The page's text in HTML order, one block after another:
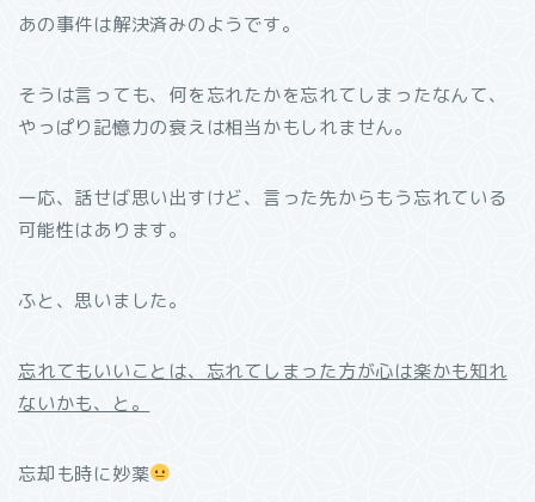
あの事件は解決済みのようです。
そうは言っても、何を忘れたかを忘れてしまったなんて、
やっぱり記憶力の衰えは相当かもしれません。
一応、話せば思い出すけど、言った先からもう忘れている
可能性はあります。
ふと、思いました。
忘れてもいいことは、忘れてしまった方が心は楽かも知れ
ないかも、と。
忘却も時に妙薬